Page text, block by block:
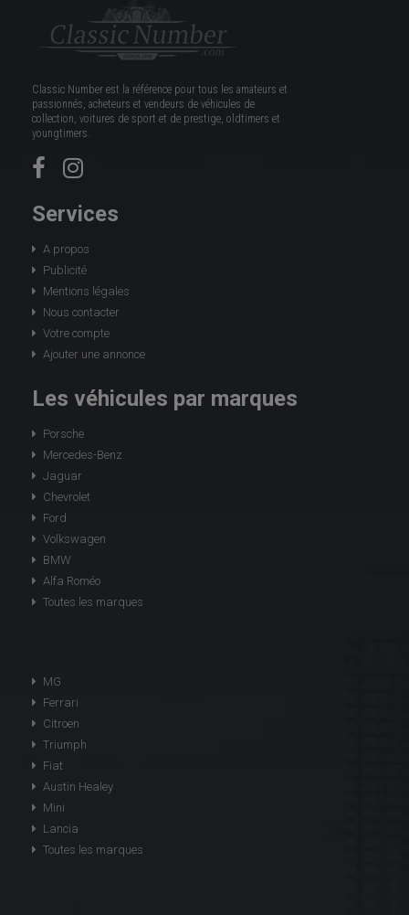
Classic Number est la référence pour tous les amateurs et
passionnés, acheteurs et vendeurs de véhicules de
collection, voitures de sport et de prestige, oldtimers et
youngtimers.
Services
A propos
Publicité
Mentions légales
Nous contacter
Votre compte
Ajouter une annonce
Les véhicules par marques
Porsche
Mercedes-Benz
Jaguar
Chevrolet
Ford
Volkswagen
BMW
Alfa Roméo
Toutes les marques
MG
Ferrari
Citroen
Triumph
Fiat
Austin Healey
Mini
Lancia
Toutes les marques